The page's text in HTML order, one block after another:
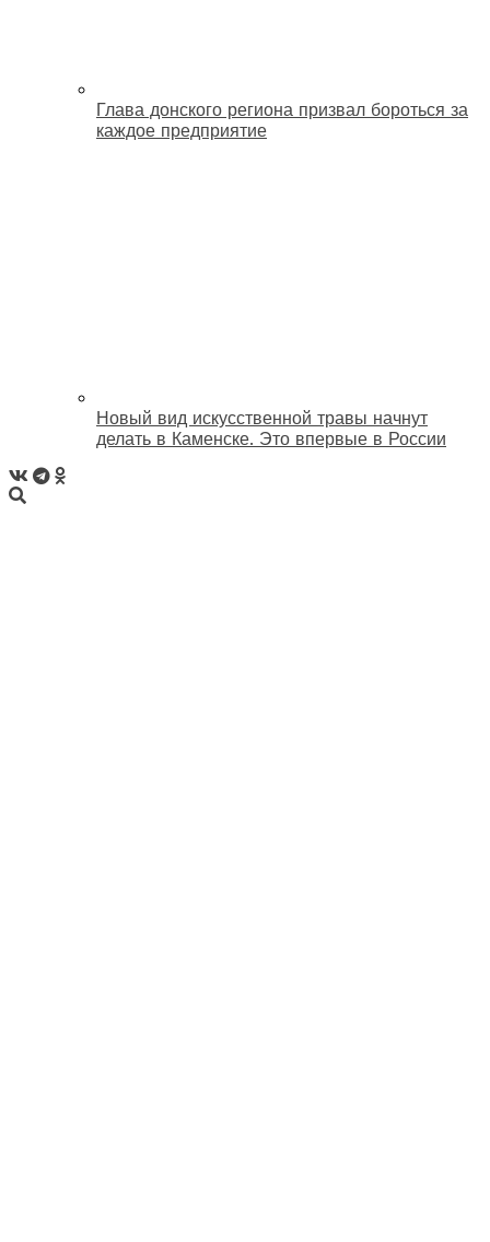
Глава донского региона призвал бороться за
каждое предприятие
Новый вид искусственной травы начнут
делать в Каменске. Это впервые в России